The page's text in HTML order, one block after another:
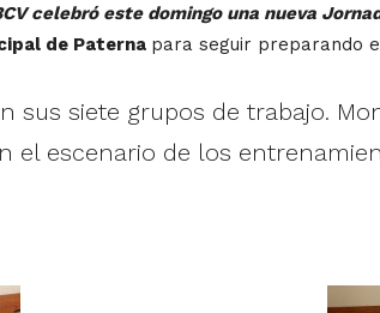
celebró este domingo una nueva
de Paterna para seguir preparando
sus siete grupos de trabajo.
el escenario de los